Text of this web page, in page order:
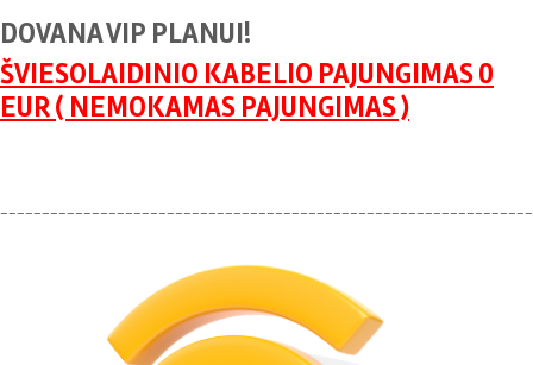
DOVANA VIP PLANUI!
ŠVIESOLAIDINIO KABELIO PAJUNGIMAS 0
EUR ( NEMOKAMAS PAJUNGIMAS )